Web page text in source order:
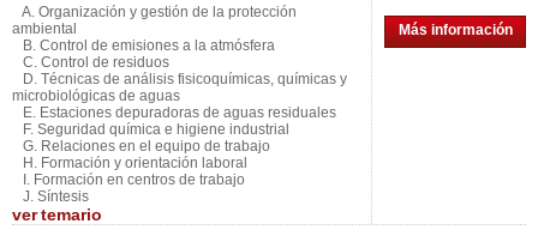
A. Organización y gestión de la protección
ambiental
B. Control de emisiones a la atmósfera
C. Control de residuos
D. Técnicas de análisis fisicoquímicas, químicas y
microbiológicas de aguas
E. Estaciones depuradoras de aguas residuales
F. Seguridad química e higiene industrial
G. Relaciones en el equipo de trabajo
H. Formación y orientación laboral
I. Formación en centros de trabajo
J. Síntesis
vertemario
Más información